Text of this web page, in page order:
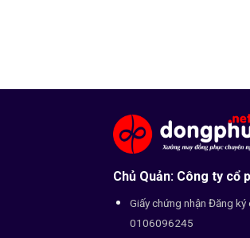
Chủ Quản: Công ty cổ
Giấy chứng nhận Đăng
0106096245